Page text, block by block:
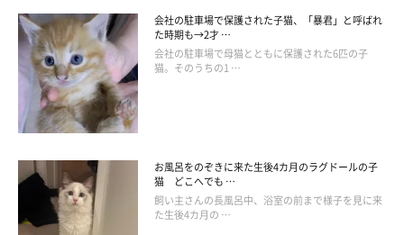
会社の駐車場で保護された子猫、「暴君」と呼ばれ
た時期も→2才 …
会社の駐車場で母猫とともに保護された6匹の子
猫。そのうちの1 …
お風呂をのぞきに来た生後4カ月のラグドールの子
猫 どこへでも …
飼い主さんの長風呂中、浴室の前まで様子を見に来
た生後4カ月の …